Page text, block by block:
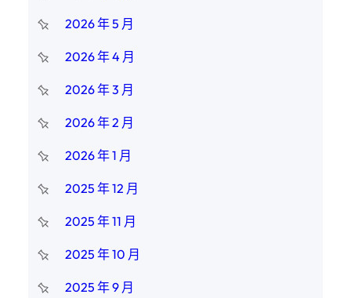
2026 年 5 月
2026 年 4 月
2026 年 3 月
2026 年 2 月
2026 年 1 月
2025 年 12 月
2025 年 11 月
2025 年 10 月
2025 年 9 月